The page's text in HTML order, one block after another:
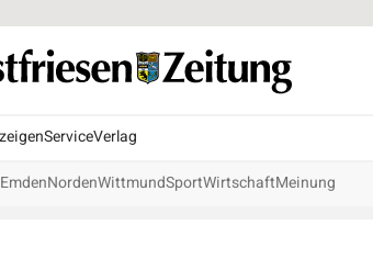
ServiceVerlag
EmdenNordenWittmundSportWirtschaftMeinung